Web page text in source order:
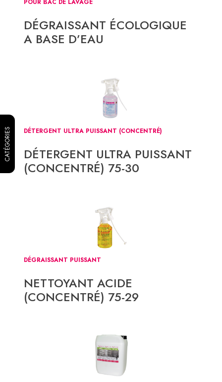
CATÉGORIES
POUR BAC DE LAVAGE
DÉGRAISSANT ÉCOLOGIQUE
A BASE D’EAU
DÉTERGENT ULTRA PUISSANT (CONCENTRÉ)
DÉTERGENT ULTRA PUISSANT
(CONCENTRÉ) 75-30
DÉGRAISSANT PUISSANT
NETTOYANT ACIDE
(CONCENTRÉ) 75-29